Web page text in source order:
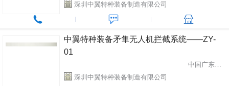
深圳中翼特种装备制造有限公司
中翼特种装备矛隼无人机拦截系统——ZY-
01
中国广东省深圳市
深圳中翼特种装备制造有限公司